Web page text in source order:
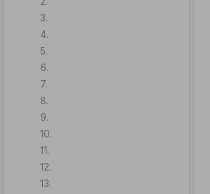
3.
4.
5.
6.
7.
8.
9.
10.
11.
12.
13.